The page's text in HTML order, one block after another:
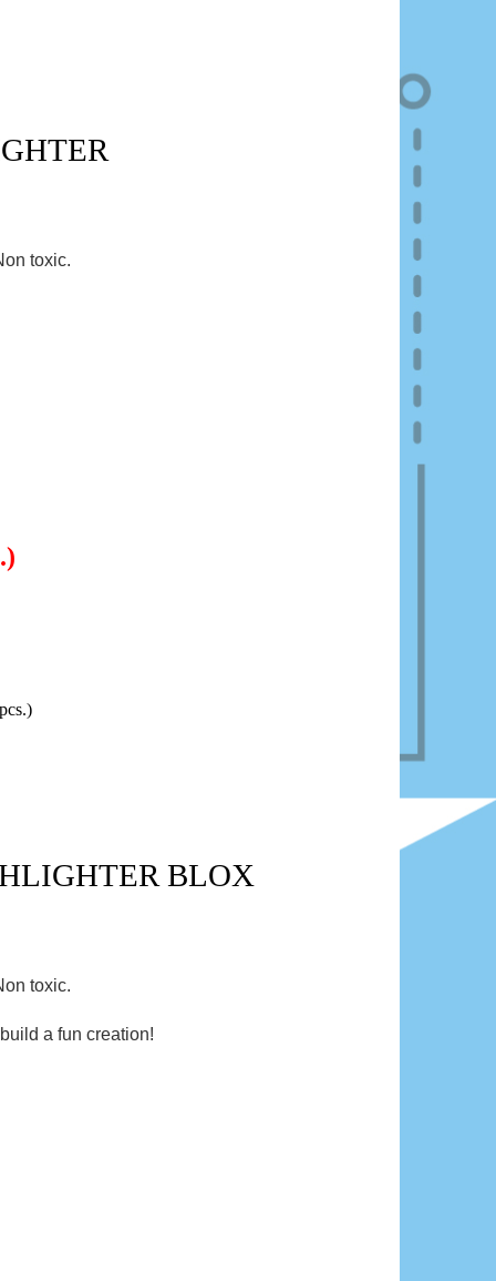
toxic.
BLOX
toxic.
a fun creation!